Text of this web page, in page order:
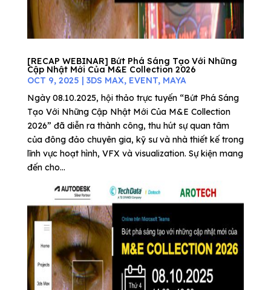
[RECAP WEBINAR] Bứt Phá Sáng Tạo Với Những
Cập Nhật Mới Của M&E Collection 2026
OCT 9, 2025 | 3DS MAX, EVENT, MAYA
Ngày 08.10.2025, hội thảo trực tuyến “Bứt Phá Sáng
Tạo Với Những Cập Nhật Mới Của M&E Collection
2026” đã diễn ra thành công, thu hút sự quan tâm
của đông đảo chuyên gia, kỹ sư và nhà thiết kế trong
lĩnh vực hoạt hình, VFX và visualization. Sự kiện mang
đến cho...